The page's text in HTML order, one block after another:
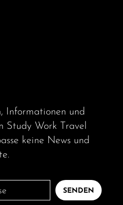
Informationen und
Study Work Travel
keine News und
SENDEN